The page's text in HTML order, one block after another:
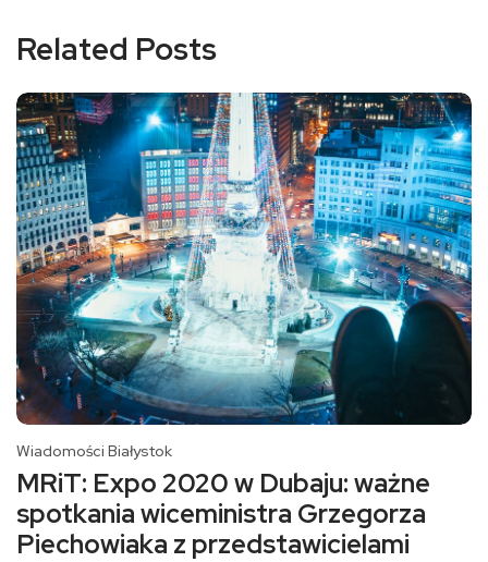
Related Posts
Wiadomości Białystok
MRiT: Expo 2020 w Dubaju: ważne
spotkania wiceministra Grzegorza
Piechowiaka z przedstawicielami